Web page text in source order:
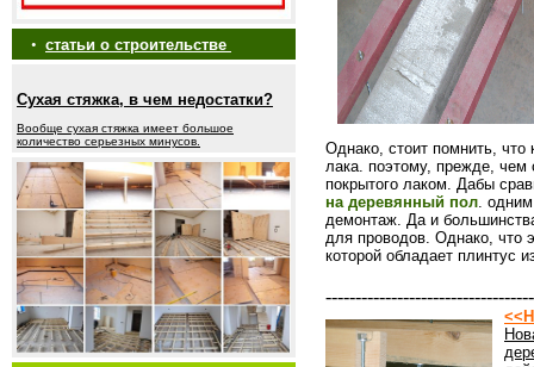
• статьи о строительстве
Сухая стяжка, в чем недостатки?
Вообще сухая стяжка имеет большое
количество серьезных минусов.
Однако, стоит помнить, что
лака. поэтому, прежде, чем
покрытого лаком. Дабы
на деревянный пол.
демонтаж. Да и
для проводов. Однако, что
которой обладает плинтус